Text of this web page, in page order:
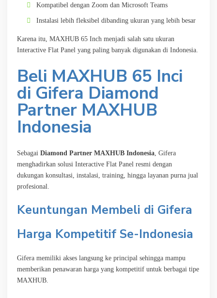
Kompatibel dengan Zoom dan Microsoft Teams
Instalasi lebih fleksibel dibanding ukuran yang lebih besar
Karena itu, MAXHUB 65 Inch menjadi salah satu ukuran
Interactive Flat Panel yang paling banyak digunakan di Indonesia.
Beli MAXHUB 65 Inci
di Gifera Diamond
Partner MAXHUB
Indonesia
Sebagai Diamond Partner MAXHUB Indonesia , Gifera
menghadirkan solusi Interactive Flat Panel resmi dengan
dukungan konsultasi, instalasi, training, hingga layanan purna jual
profesional.
Keuntungan Membeli di Gifera
Harga Kompetitif Se-Indonesia
Gifera memiliki akses langsung ke principal sehingga mampu
memberikan penawaran harga yang kompetitif untuk berbagai tipe
MAXHUB.